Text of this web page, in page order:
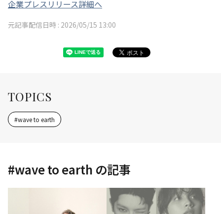
企業プレスリリース詳細へ
元記事配信日時 : 2026/05/15 13:00
TOPICS
#wave to earth
#wave to earth の記事